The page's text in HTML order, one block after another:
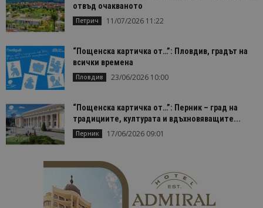
отвъд очакваното
Петрич 11/07/2026 11:22
“Пощенска картичка от…”: Пловдив, градът на
всички времена
Пловдив 23/06/2026 10:00
“Пощенска картичка от…”: Перник – град на
традициите, културата и вдъхновяващите...
Перник 17/06/2026 09:01
Строго необходимите бисквитки позволяват
основната функционалност на уебсайта, като
потребителско влизане и управление на
акаунта. Уебсайтът не може да се използва
правилно без строго необходими бисквитки.
Име
cookie_notice_accepted